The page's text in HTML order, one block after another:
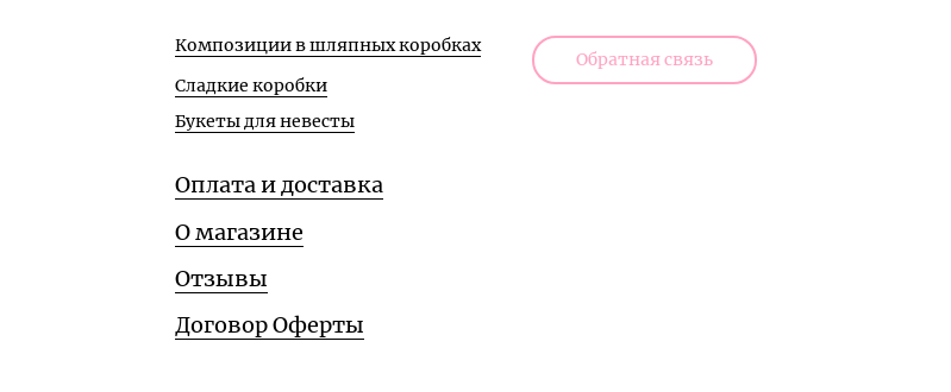
Композиции в шляпных коробках
Сладкие коробки
Букеты для невесты
Оплата и доставка
О магазине
Отзывы
Договор Оферты
Обратная связь